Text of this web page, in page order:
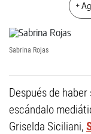
+
Sabrina Rojas
Después de
escándalo
Griselda Siciliani,